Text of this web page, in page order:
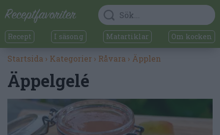
Recept I säsong Matartiklar Om kocken
Startsida › Kategorier › Råvara › Äpplen
Äppelgelé